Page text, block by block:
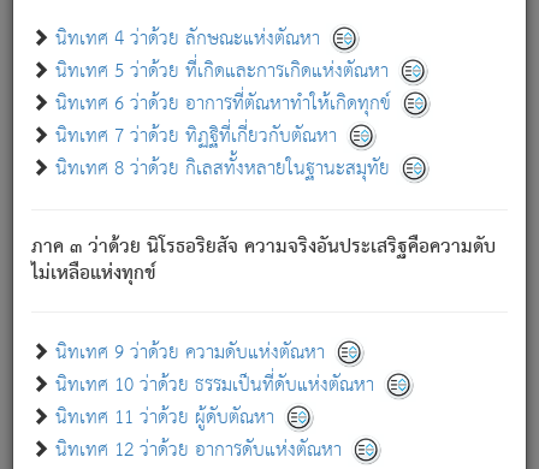
นิทเทศ 4 ว่าด้วย ลักษณะแห่งตัณหา
นิทเทศ 5 ว่าด้วย ที่เกิดและการเกิดแห่งตัณหา
นิทเทศ 6 ว่าด้วย อาการที่ตัณหาทำให้เกิดทุกข์
นิทเทศ 7 ว่าด้วย ทิฏฐิที่เกี่ยวกับตัณหา
นิทเทศ 8 ว่าด้วย กิเลสทั้งหลายในฐานะสมุทัย
ภาค ๓ ว่าด้วย นิโรธอริยสัจ ความจริงอันประเสริฐคือความดับ
ไม่เหลือแห่งทุกข์
นิทเทศ 9 ว่าด้วย ความดับแห่งตัณหา
นิทเทศ 10 ว่าด้วย ธรรมเป็นที่ดับแห่งตัณหา
นิทเทศ 11 ว่าด้วย ผู้ดับตัณหา
นิทเทศ 12 ว่าด้วย อาการดับแห่งตัณหา
อย่างนี้อยู่; เขาย่อมละภวตัณหาได้ และไม่เพลิดเพลินวิภวตัณหา
ด้วย.
ความดับเพราะความสำรอกไม่เหลือ (แห่งภพทั้งหลาย)
เพราะความสิ้นไปแห่งตัณหาโดยประการทั้งปวง นั้นคือ
นิพพาน.
ภพใหม่ย่อมไม่มีแก่ภิกษุนั้น ผู้ดับเย็นสนิทแล้ว เพราะไม่มี
ภิกษุนั้น เป็นผู้ครอบงำมารได้แล้ว ชนะสงครามแล้ว ก้าวล่วง
ภพทั้งหลายทั้งปวงได้แล้ว เป็นผู้คงที่ (คือไม่เปลี่ยนแปลงอีกต่อ
- อุ.ขุ. ๒๕/๑๒๑/๘๔.
(ข้อความนี้ เป็นพระพุทธอุทานที่ทรงเปล่งออก ที่โคนต้นโพธิ์
เป็นที่ตรัสรู้ เมื่อตรัสรู้แล้วได้ 7 วัน)